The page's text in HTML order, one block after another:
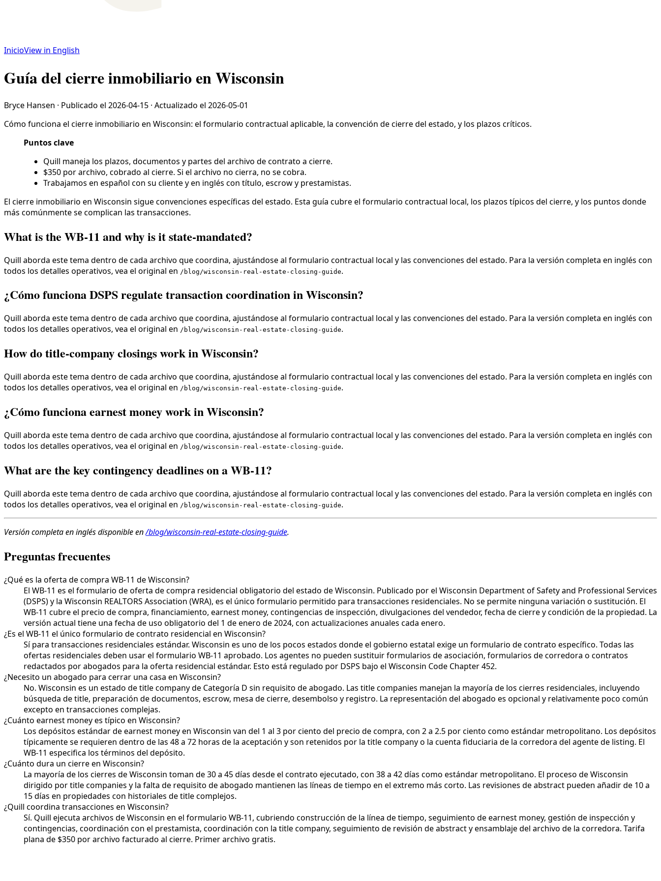
InicioView in English
Guía del cierre inmobiliario en Wisconsin
Bryce Hansen · Publicado el 2026-04-15 · Actualizado el 2026-05-01
Cómo funciona el cierre inmobiliario en Wisconsin: el formulario contractual aplicable, la convención de cierre del estado, y los plazos críticos.
Puntos clave
Quill maneja los plazos, documentos y partes del archivo de contrato a cierre.
$350 por archivo, cobrado al cierre. Si el archivo no cierra, no se cobra.
Trabajamos en español con su cliente y en inglés con título, escrow y prestamistas.
El cierre inmobiliario en Wisconsin sigue convenciones específicas del estado. Esta guía cubre el formulario contractual local, los plazos típicos del cierre, y los puntos donde
más comúnmente se complican las transacciones.
What is the WB-11 and why is it state-mandated?
Quill aborda este tema dentro de cada archivo que coordina, ajustándose al formulario contractual local y las convenciones del estado. Para la versión completa en inglés con
todos los detalles operativos, vea el original en /blog/wisconsin-real-estate-closing-guide.
¿Cómo funciona DSPS regulate transaction coordination in Wisconsin?
Quill aborda este tema dentro de cada archivo que coordina, ajustándose al formulario contractual local y las convenciones del estado. Para la versión completa en inglés con
todos los detalles operativos, vea el original en /blog/wisconsin-real-estate-closing-guide.
How do title-company closings work in Wisconsin?
Quill aborda este tema dentro de cada archivo que coordina, ajustándose al formulario contractual local y las convenciones del estado. Para la versión completa en inglés con
todos los detalles operativos, vea el original en /blog/wisconsin-real-estate-closing-guide.
¿Cómo funciona earnest money work in Wisconsin?
Quill aborda este tema dentro de cada archivo que coordina, ajustándose al formulario contractual local y las convenciones del estado. Para la versión completa en inglés con
todos los detalles operativos, vea el original en /blog/wisconsin-real-estate-closing-guide.
What are the key contingency deadlines on a WB-11?
Quill aborda este tema dentro de cada archivo que coordina, ajustándose al formulario contractual local y las convenciones del estado. Para la versión completa en inglés con
todos los detalles operativos, vea el original en /blog/wisconsin-real-estate-closing-guide.
Versión completa en inglés disponible en/blog/wisconsin-real-estate-closing-guide.
Preguntas frecuentes
¿Qué es la oferta de compra WB-11 de Wisconsin?
El WB-11 es el formulario de oferta de compra residencial obligatorio del estado de Wisconsin. Publicado por el Wisconsin Department of Safety and Professional Services
(DSPS) y la Wisconsin REALTORS Association (WRA), es el único formulario permitido para transacciones residenciales. No se permite ninguna variación o sustitución. El
WB-11 cubre el precio de compra, financiamiento, earnest money, contingencias de inspección, divulgaciones del vendedor, fecha de cierre y condición de la propiedad. La
versión actual tiene una fecha de uso obligatorio del 1 de enero de 2024, con actualizaciones anuales cada enero.
¿Es el WB-11 el único formulario de contrato residencial en Wisconsin?
Sí para transacciones residenciales estándar. Wisconsin es uno de los pocos estados donde el gobierno estatal exige un formulario de contrato específico. Todas las
ofertas residenciales deben usar el formulario WB-11 aprobado. Los agentes no pueden sustituir formularios de asociación, formularios de corredora o contratos
redactados por abogados para la oferta residencial estándar. Esto está regulado por DSPS bajo el Wisconsin Code Chapter 452.
¿Necesito un abogado para cerrar una casa en Wisconsin?
No. Wisconsin es un estado de title company de Categoría D sin requisito de abogado. Las title companies manejan la mayoría de los cierres residenciales, incluyendo
búsqueda de title, preparación de documentos, escrow, mesa de cierre, desembolso y registro. La representación del abogado es opcional y relativamente poco común
excepto en transacciones complejas.
¿Cuánto earnest money es típico en Wisconsin?
Los depósitos estándar de earnest money en Wisconsin van del 1 al 3 por ciento del precio de compra, con 2 a 2.5 por ciento como estándar metropolitano. Los depósitos
típicamente se requieren dentro de las 48 a 72 horas de la aceptación y son retenidos por la title company o la cuenta fiduciaria de la corredora del agente de listing. El
WB-11 especifica los términos del depósito.
¿Cuánto dura un cierre en Wisconsin?
La mayoría de los cierres de Wisconsin toman de 30 a 45 días desde el contrato ejecutado, con 38 a 42 días como estándar metropolitano. El proceso de Wisconsin
dirigido por title companies y la falta de requisito de abogado mantienen las líneas de tiempo en el extremo más corto. Las revisiones de abstract pueden añadir de 10 a
15 días en propiedades con historiales de title complejos.
¿Quill coordina transacciones en Wisconsin?
Sí. Quill ejecuta archivos de Wisconsin en el formulario WB-11, cubriendo construcción de la línea de tiempo, seguimiento de earnest money, gestión de inspección y
contingencias, coordinación con el prestamista, coordinación con la title company, seguimiento de revisión de abstract y ensamblaje del archivo de la corredora. Tarifa
plana de $350 por archivo facturado al cierre. Primer archivo gratis.